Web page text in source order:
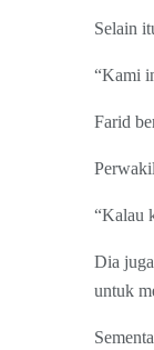
Selain
“Kami
Farid
“Kalau
Dia
untuk